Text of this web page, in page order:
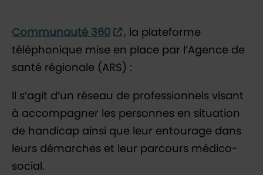
Communauté 360
, la plateforme
téléphonique mise en place par l’Agence de
santé régionale (ARS) :
Il s’agit d’un réseau de professionnels visant
à accompagner les personnes en situation
de handicap ainsi que leur entourage dans
leurs démarches et leur parcours médico-
social.